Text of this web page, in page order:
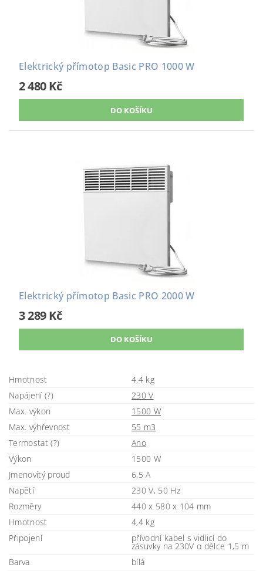
Elektrický přímotop Basic PRO 1000 W
2 480 Kč
Elektrický přímotop Basic PRO 2000 W
3 289 Kč
Hmotnost
4.4 kg
Napájení (?)
230 V
Max. výkon
1500 W
Max. výhřevnost
55 m3
Termostat (?)
Ano
Výkon
1500 W
Jmenovitý proud
6,5 A
Napětí
230 V, 50 Hz
Rozměry
440 x 580 x 104 mm
Hmotnost
4,4 kg
Připojení
přívodní kabel s vidlicí do
zásuvky na 230V o délce 1,5 m
Barva
bílá